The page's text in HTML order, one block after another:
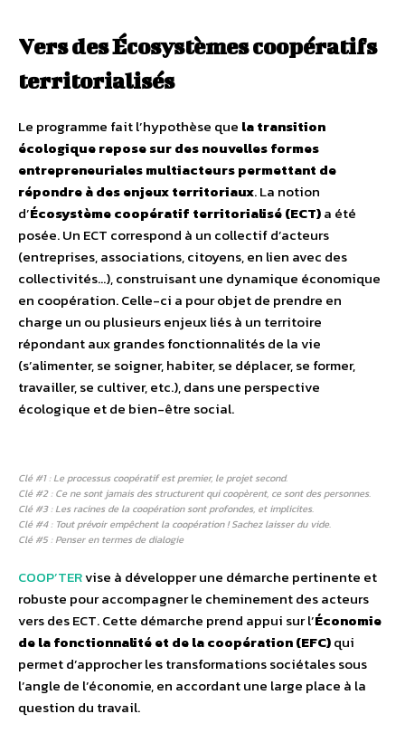
Vers des Écosystèmes coopératifs
territorialisés
Le programme fait l’hypothèse que la transition
écologique repose sur des nouvelles formes
entrepreneuriales multiacteurs permettant de
répondre à des enjeux territoriaux. La notion
d’Écosystème coopératif territorialisé (ECT)a été
posée. Un ECT correspond à un collectif d’acteurs
(entreprises, associations, citoyens, en lien avec des
collectivités…), construisant une dynamique économique
en coopération. Celle-ci a pour objet de prendre en
charge un ou plusieurs enjeux liés à un territoire
répondant aux grandes fonctionnalités de la vie
(s’alimenter, se soigner, habiter, se déplacer, se former,
travailler, se cultiver, etc.), dans une perspective
écologique et de bien-être social.
Clé #1 : Le processus coopératif est premier, le projet second.
Clé #2 : Ce ne sont jamais des structurent qui coopèrent, ce sont des personnes.
Clé #3 : Les racines de la coopération sont profondes, et implicites.
Clé #4 : Tout prévoir empêchent la coopération ! Sachez laisser du vide.
Clé #5 : Penser en termes de dialogie
COOP’TERvise à développer une démarche pertinente et
robuste pour accompagner le cheminement des acteurs
vers des ECT. Cette démarche prend appui sur l’Économie
de la fonctionnalité et de la coopération (EFC)qui
permet d’approcher les transformations sociétales sous
l’angle de l’économie, en accordant une large place à la
question du travail.